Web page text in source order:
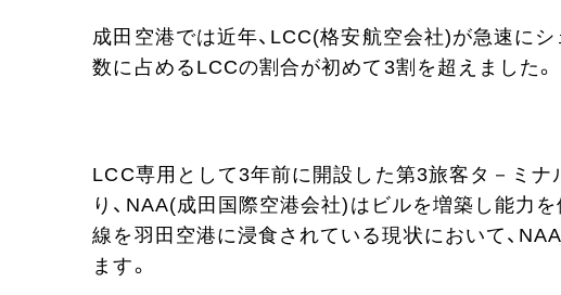
成田空港では近年、LCC(格安航空会社)が急速に
数に占めるLCCの割合が初めて3割を超えました。
LCC専用として3年前に開設した第3旅客タ－ミナ
り、NAA(成田国際空港会社)はビルを増築し能力
線を羽田空港に浸食されている現状において、
ます。